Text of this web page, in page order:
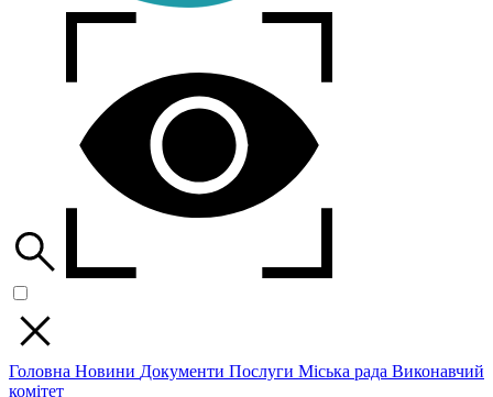
Головна Новини Документи Послуги Міська рада Виконавчий
комітет